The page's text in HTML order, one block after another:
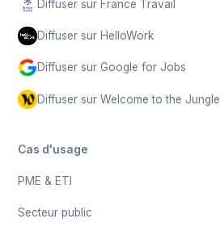
Diffuser sur France Travail
Diffuser sur HelloWork
Diffuser sur Google for Jobs
Diffuser sur Welcome to the Jungle
Cas d'usage
PME & ETI
Secteur public